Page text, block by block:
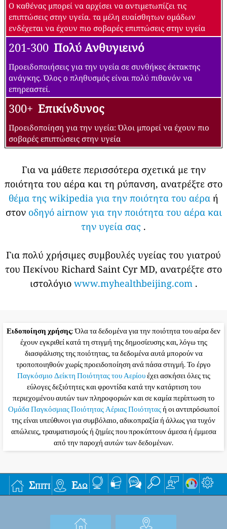
Ο καθένας μπορεί να αρχίσει να αντιμετωπίζει τις
επιπτώσεις στην υγεία. τα μέλη ευαίσθητων ομάδων
ενδέχεται να έχουν πιο σοβαρές επιπτώσεις στην υγεία
201-300 Πολύ Ανθυγιεινό
Προειδοποιήσεις για την υγεία σε συνθήκες έκτακτης
ανάγκης. Όλος ο πληθυσμός είναι πολύ πιθανόν να
επηρεαστεί.
300+ Επικίνδυνος
Προειδοποίηση για την υγεία: Όλοι μπορεί να έχουν πιο
σοβαρές επιπτώσεις στην υγεία
Για να μάθετε περισσότερα σχετικά με την
ποιότητα του αέρα και τη ρύπανση, ανατρέξτε στο
θέμα της wikipedia για την ποιότητα του αέρα ή
στον οδηγό airnow για την ποιότητα του αέρα και
την υγεία σας .
Για πολύ χρήσιμες συμβουλές υγείας του γιατρού
του Πεκίνου Richard Saint Cyr MD, ανατρέξτε στο
ιστολόγιο www.myhealthbeijing.com.
Ειδοποίηση χρήσης: Όλα τα δεδομένα για την ποιότητα του αέρα δεν
έχουν εγκριθεί κατά τη στιγμή της δημοσίευσης και, λόγω της
διασφάλισης της ποιότητας, τα δεδομένα αυτά μπορούν να
τροποποιηθούν χωρίς προειδοποίηση ανά πάσα στιγμή. Το έργο
Παγκόσμιο Δείκτη Ποιότητας του Αερίουέχει ασκήσει όλες τις
εύλογες δεξιότητες και φροντίδα κατά την κατάρτιση του
περιεχομένου αυτών των πληροφοριών και σε καμία περίπτωση το
Ομάδα Παγκόσμιας Ποιότητας Αέριας Ποιότηταςή οι αντιπρόσωποί
της είναι υπεύθυνοι για συμβόλαιο, αδικοπραξία ή άλλως για τυχόν
απώλειες, τραυματισμούς ή ζημίες που προκύπτουν άμεσα ή έμμεσα
από την παροχή αυτών των δεδομένων.
Σπίτι Εδώ